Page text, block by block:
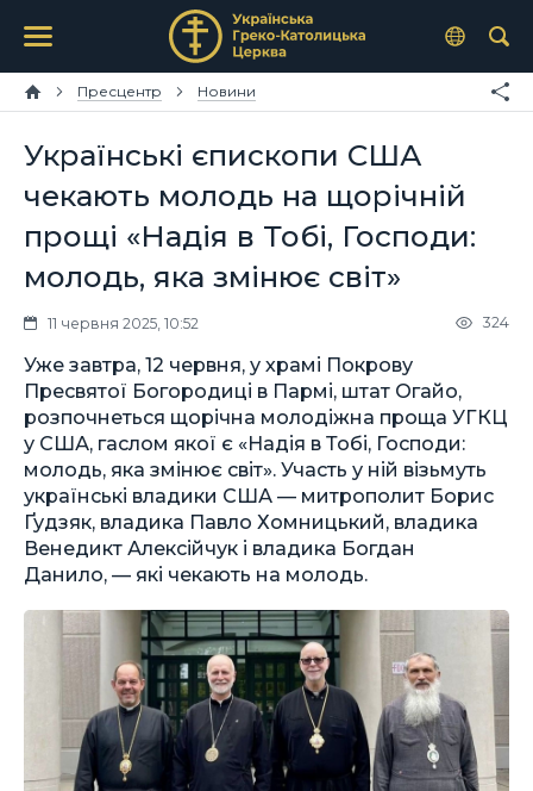
Пресцентр Новини
Українські єпископи США
чекають молодь на щорічній
прощі «Надія в Тобі, Господи:
молодь, яка змінює світ»
11 червня 2025, 10:52 324
Уже завтра, 12 червня, у храмі Покрову
Пресвятої Богородиці в Пармі, штат Огайо,
розпочнеться щорічна молодіжна проща УГКЦ
у США, гаслом якої є «Надія в Тобі, Господи:
молодь, яка змінює світ». Участь у ній візьмуть
українські владики США — митрополит Борис
Ґудзяк, владика Павло Хомницький, владика
Венедикт Алексійчук і владика Богдан
Данило, — які чекають на молодь.